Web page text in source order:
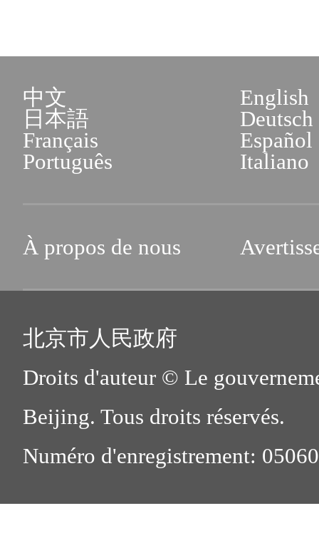
中文
English
日本語
Deutsch
Français
Español
Português
Italiano
À propos de nous
北京市人民政府
Droits d'auteur © Le
Beijing. Tous droits réservés.
Numéro d'enregistrement: